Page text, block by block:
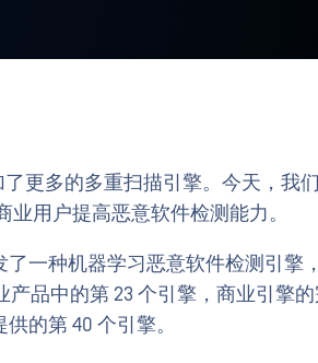
更多的多重扫描引擎。今天，我
用户提高恶意软件检测能力。
一种机器学习恶意软件检测引擎
产品中的第 23 个引擎，商业引擎
的第 40 个引擎。